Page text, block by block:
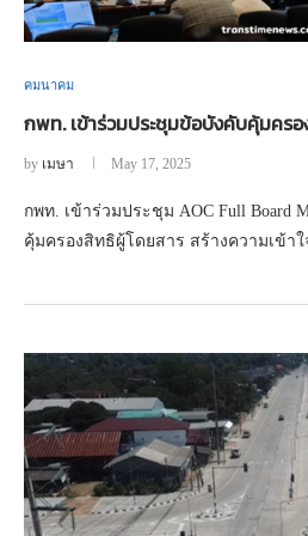
คมนาคม
กพท. เข้าร่วมประชุมข้อบังคับคุ้มคร
by เมษา May 17, 2025
กพท. เข้าร่วมประชุม AOC Full Board
คุ้มครองสิทธิผู้โดยสาร สร้างความเข้า